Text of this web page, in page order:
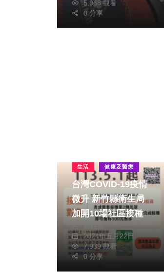
5,968 觀看
0 分享
生活 健康及醫療
台灣COVID-19疫情
微升 新竹縣衛生局
加開10場社區接種
2024年五月22日
7,939 觀看
0 分享